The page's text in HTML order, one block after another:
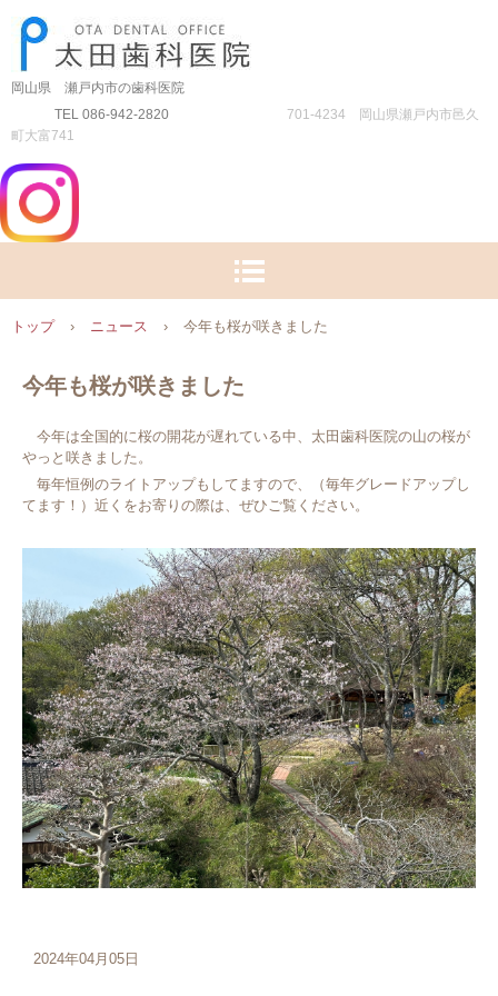
岡山県 瀬戸内市の歯科医院
TEL 086-942-2820
701-4234 岡山県瀬戸内市邑久
町大富741
トップ › ニュース › 今年も桜が咲きました
今年も桜が咲きました
今年は全国的に桜の開花が遅れている中、太田歯科医院の山の桜が
やっと咲きました。
毎年恒例のライトアップもしてますので、（毎年グレードアップし
てます！）近くをお寄りの際は、ぜひご覧ください。
2024年04月05日